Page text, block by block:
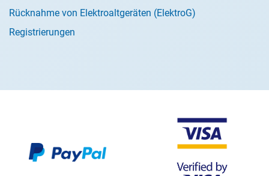
Rücknahme von Elektroaltgeräten (ElektroG)
Registrierungen